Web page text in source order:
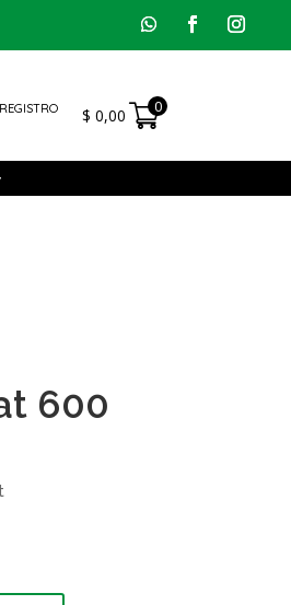
$ 0,00 0
600